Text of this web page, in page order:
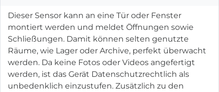
Dieser Sensor kann an eine Tür oder Fenster
montiert werden und meldet Öffnungen sowie
Schließungen. Damit können selten genutzte
Räume, wie Lager oder Archive, perfekt überwacht
werden. Da keine Fotos oder Videos angefertigt
werden, ist das Gerät Datenschutzrechtlich als
unbedenklich einzustufen. Zusätzlich zu den